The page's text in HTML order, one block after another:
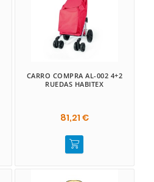
CARRO COMPRA AL-002 4+2
RUEDAS HABITEX
81,21 €